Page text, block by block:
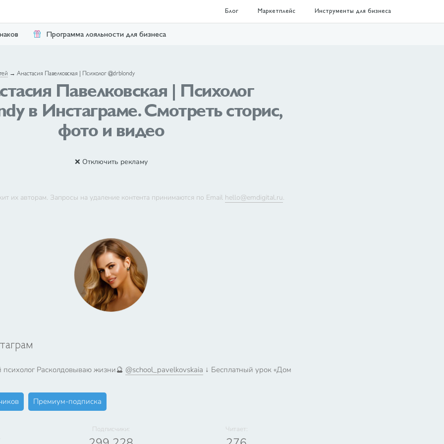
Блог Маркетплейс Инструменты для бизнеса
Программа лояльности для бизнеса
→ Анастасия Павелковская | Психолог @drblondy
Павелковская | Психолог
в Инстаграме. Смотреть сторис,
фото и видео
❌ Отключить рекламу
их авторам. Запросы на удаление контента принимаются по Email hello@emdigital.ru.
Расколдовываю жизни🔮 @school_pavelkovskaia ↓ Бесплатный урок «Дом
Премиум-подписка
Подписчики: Читает: